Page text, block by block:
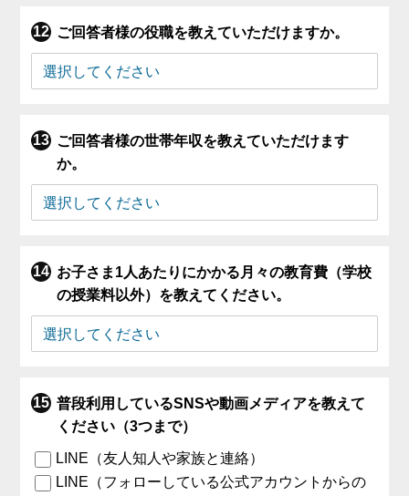
ご回答者様の役職を教えていただけますか。
ご回答者様の世帯年収を教えていただけます
か。
お子さま1人あたりにかかる月々の教育費（学校
の授業料以外）を教えてください。
普段利用しているSNSや動画メディアを教えて
ください（3つまで）
LINE（友人知人や家族と連絡）
LINE（フォローしている公式アカウントからの